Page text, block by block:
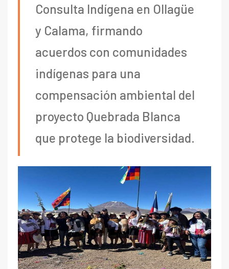
Consulta Indígena en Ollagüe
y Calama, firmando
acuerdos con comunidades
indígenas para una
compensación ambiental del
proyecto Quebrada Blanca
que protege la biodiversidad.